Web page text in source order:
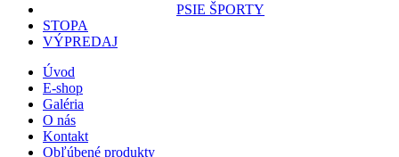
PSIE ŠPORTY
STOPA
VÝPREDAJ
Úvod
E-shop
Galéria
O nás
Kontakt
Obľúbené produkty